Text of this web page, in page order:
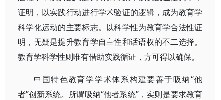
证明，以实践行动进行学术验证的逻辑，成为教育学
科学化运动的主要标志。以科学性为教育学合法性证
明，无疑是提升教育学自主性和话语权的不二选择。
教育学科学性则唯有借助实践循证，方可得以确保。
中国特色教育学学术体系构建要善于吸纳“他
者”创新系统。所谓吸纳“他者系统”，实则是要求教育